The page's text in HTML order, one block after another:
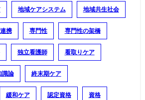
地域ケアシステム 地域共生社会
携 専門性 専門性の架橋
独立看護師 看取りケア
識論 終末期ケア
緩和ケア 認定資格 資格